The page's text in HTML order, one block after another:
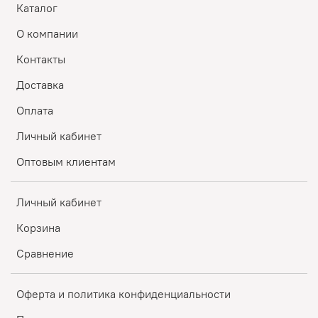
Каталог
О компании
Контакты
Доставка
Оплата
Личный кабинет
Оптовым клиентам
Личный кабинет
Корзина
Сравнение
Оферта и политика конфиденциальности